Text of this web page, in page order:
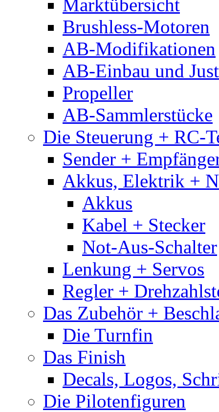
Marktübersicht
Brushless-Motoren
AB-Modifikationen
AB-Einbau und
Propeller
AB-Sammlerstücke
Die Steuerung + RC-
Sender +
Akkus, Elektrik +
Akkus
Kabel + Stecker
Not-Aus-Schalter
Lenkung + Servos
Regler +
Das Zubehör +
Die Turnfin
Das Finish
Decals, Logos,
Die Pilotenfiguren